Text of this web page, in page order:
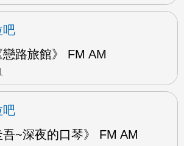
吧
路旅館》 FM AM
吧
吾~深夜的口琴》 FM AM